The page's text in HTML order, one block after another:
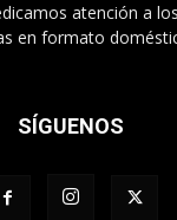
atención a
en formato
SÍGUENOS